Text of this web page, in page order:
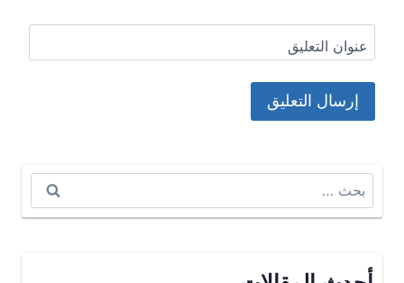
عنوان التعليق
عن: